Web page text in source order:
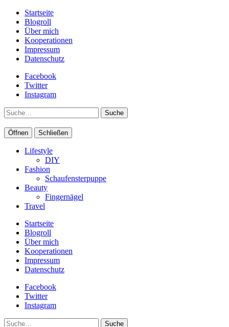
Startseite
Blogroll
Über mich
Kooperationen
Impressum
Datenschutz
Facebook
Twitter
Instagram
Suche
Öffnen Schließen
Lifestyle
DIY
Fashion
Schaufensterpuppe
Beauty
Fingernägel
Travel
Startseite
Blogroll
Über mich
Kooperationen
Impressum
Datenschutz
Facebook
Twitter
Instagram
Suche